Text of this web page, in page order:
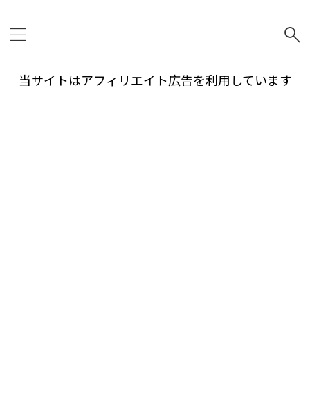
当サイトはアフィリエイト広告を利用しています